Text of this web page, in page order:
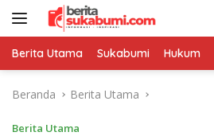
Langsung
Berita Utama Sukabumi Hukum
Beranda Berita Utama
Berita Utama